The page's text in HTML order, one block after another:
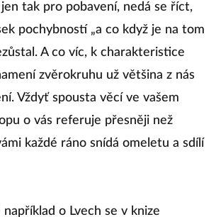
tak pro pobavení, nedá se říct,
pochybností „a co když je na tom
A co víc, k charakteristice
zvěrokruhu už většina z nás
Vždyť spousta věcí ve vašem
o vás referuje přesněji než
každé ráno snídá omeletu a sdílí
například o Lvech se v knize